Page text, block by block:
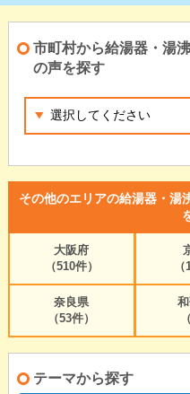
市町村から給湯器・湯
の声を探す
その他のエリアの給湯器・湯
大阪府
（510件）
奈良県
（53件）
テーマから探す